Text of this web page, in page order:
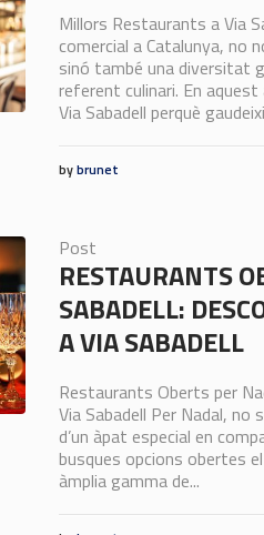
Millors Restaurants a Via
comercial a Catalunya, no
sinó també una diversitat
referent culinari. En
Via Sabadell perquè
bybrunet
Post
RESTAURANTS
SABADELL:
A VIA SABADELL
Restaurants Oberts per
Via Sabadell Per Nadal,
d’un àpat especial en
busques opcions obertes
àmplia gamma de...